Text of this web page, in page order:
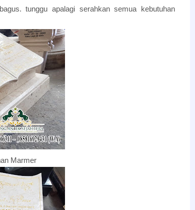
tunggu apalagi serahkan semua kebutuhan
Marmer